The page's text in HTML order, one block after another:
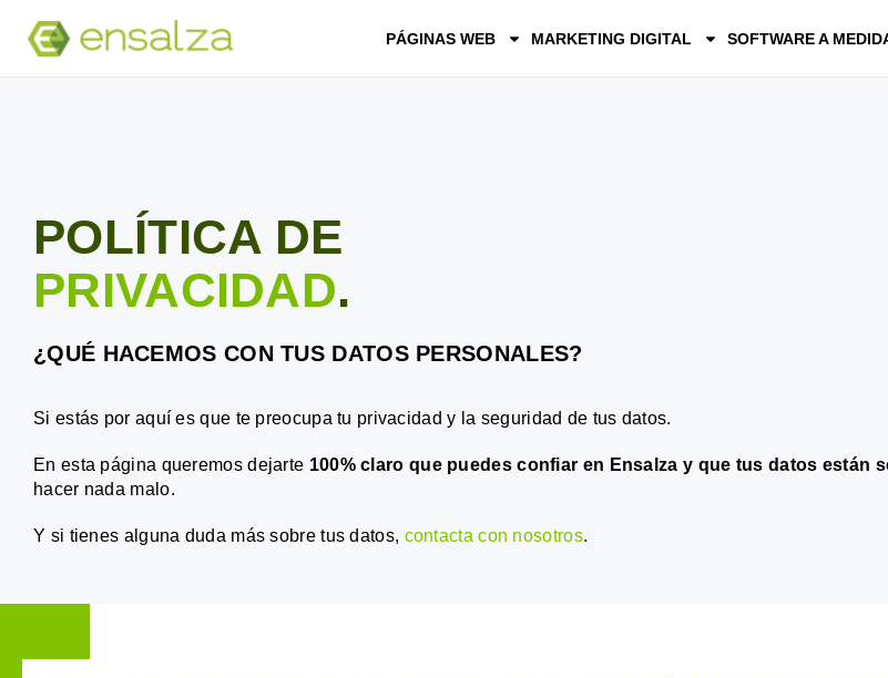
PÁGINAS WEB MARKETING DIGITAL SOFTWARE A
POLÍTICA DE
PRIVACIDAD.
¿QUÉ HACEMOS CON TUS DATOS PERSONALES?
Si estás por aquí es que te preocupa tu privacidad y la seguridad de tus datos.
En esta página queremos dejarte 100% claro que puedes confiar en Ensalza y que tus datos están
hacer nada malo.
Y si tienes alguna duda más sobre tus datos, contacta con nosotros.